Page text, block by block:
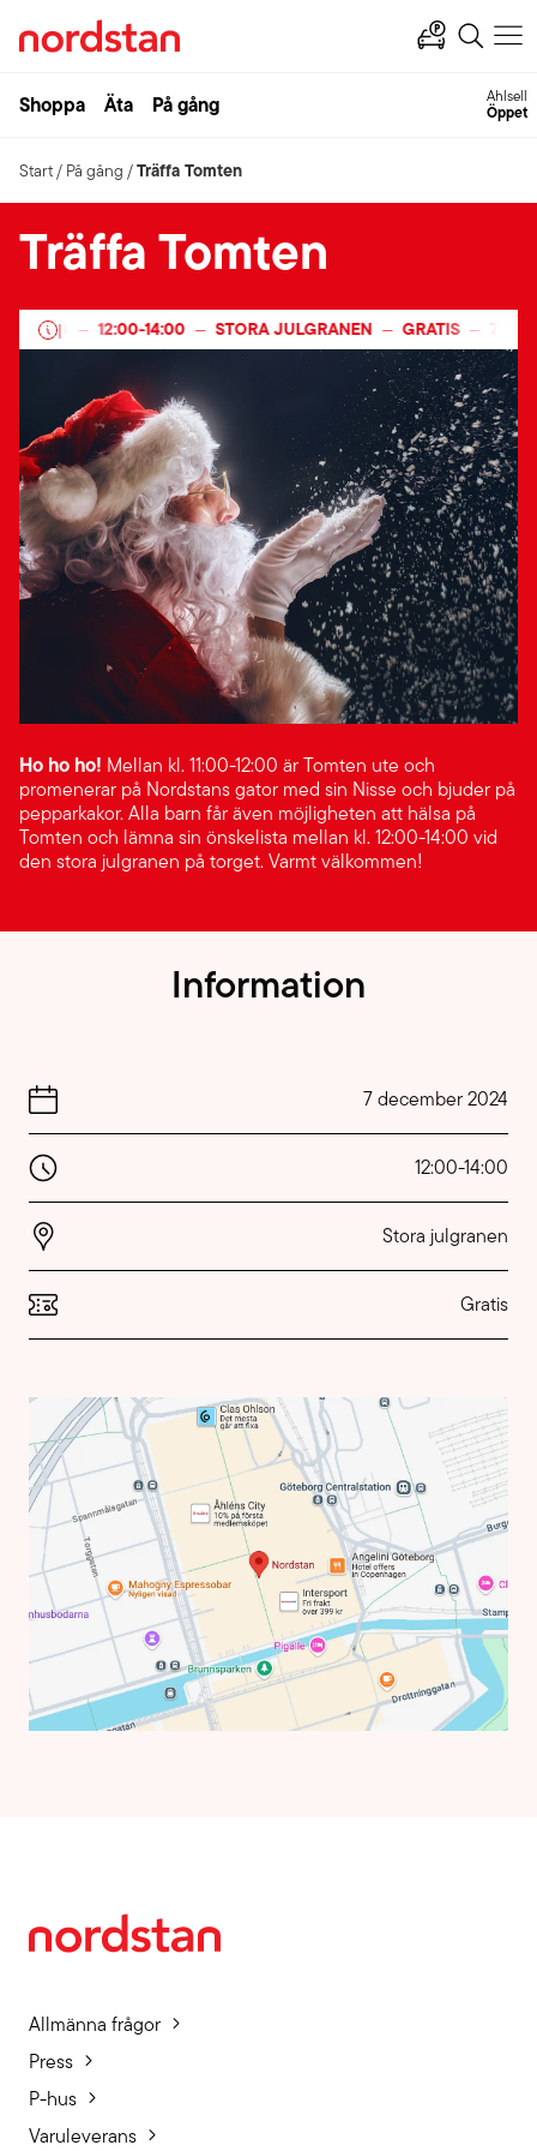
Shoppa Äta På gång Ahlsell
Öppet
Start/ På gång /Träffa Tomten
Träffa Tomten
|
2024 — 12:00-14:00 — STORA JULGRANEN — GRATIS — 7
Ho ho ho! Mellan kl. 11:00-12:00 är Tomten ute och
promenerar på Nordstans gator med sin Nisse och bjuder på
pepparkakor. Alla barn får även möjligheten att hälsa på
Tomten och lämna sin önskelista mellan kl. 12:00-14:00 vid
den stora julgranen på torget. Varmt välkommen!
Information
7 december 2024
12:00-14:00
Stora julgranen
Gratis
Allmänna frågor
Press
P-hus
Varuleverans